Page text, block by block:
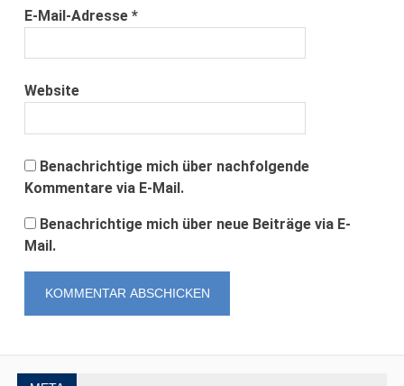
E-Mail-Adresse*
Website
Benachrichtige mich über nachfolgende
Kommentare via E-Mail.
Benachrichtige mich über neue Beiträge via E-
Mail.